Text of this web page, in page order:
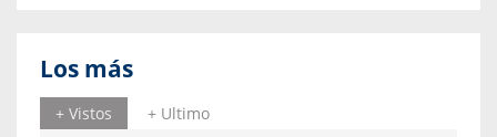
Los más
+ Vistos
+ Ultimo